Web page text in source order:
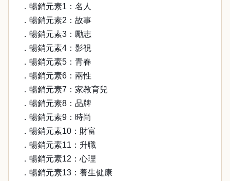
．暢銷元素1：名人
．暢銷元素2：故事
．暢銷元素3：勵志
．暢銷元素4：影視
．暢銷元素5：青春
．暢銷元素6：兩性
．暢銷元素7：家教育兒
．暢銷元素8：品牌
．暢銷元素9：時尚
．暢銷元素10：財富
．暢銷元素11：升職
．暢銷元素12：心理
．暢銷元素13：養生健康